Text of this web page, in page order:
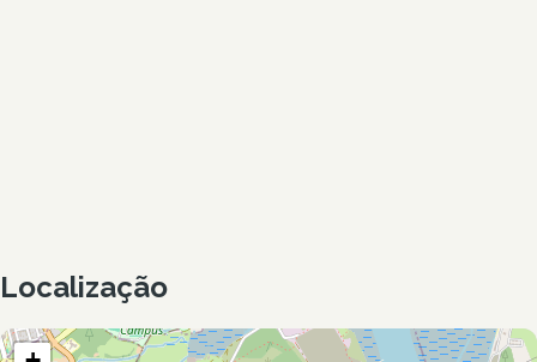
Localização